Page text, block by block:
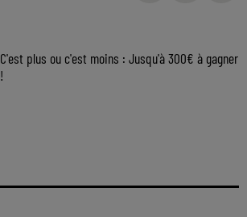
C'est plus ou c'est moins : Jusqu'à 300€ à gagner
!